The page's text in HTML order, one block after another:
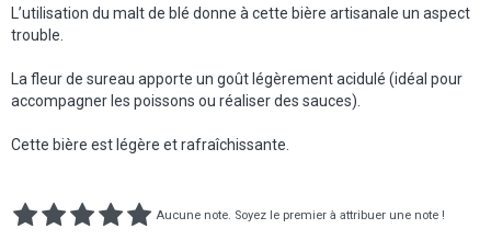
L’utilisation du malt de blé donne à cette bière artisanale un aspect
trouble.
La fleur de sureau apporte un goût légèrement acidulé (idéal pour
accompagner les poissons ou réaliser des sauces).
Cette bière est légère et rafraîchissante.
Aucune note. Soyez le premier à attribuer une note !